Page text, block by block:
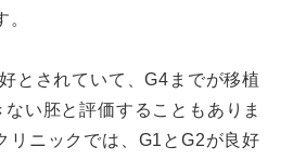
とされていて、G4までが移植
い胚と評価することもありま
リニックでは、G1とG2が良好